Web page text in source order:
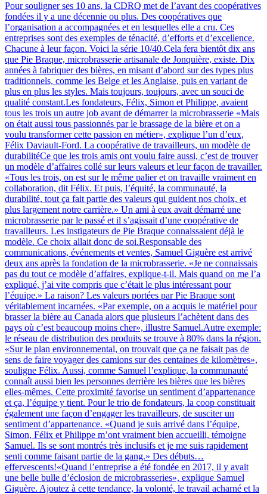
Pour souligner ses 10 ans, la CDRQ met de l’avant des coopératives
fondées il y a une décennie ou plus. Des coopératives que
l’organisation a accompagnées et en lesquelles elle a cru. Ces
entreprises sont des exemples de ténacité, d’efforts et d’excellence.
Chacune à leur façon. Voici la série 10/40.Cela fera bientôt dix ans
que Pie Braque, microbrasserie artisanale de Jonquière, existe. Dix
années à fabriquer des bières, en misant d’abord sur des types plus
traditionnels, comme les Belge et les Anglaise, puis en variant de
plus en plus les styles. Mais toujours, toujours, avec un souci de
qualité constant.Les fondateurs, Félix, Simon et Philippe, avaient
tous les trois un autre job avant de démarrer la microbrasserie «Mais
on était aussi tous passionnés par le brassage de la bière et on a
voulu transformer cette passion en métier», explique l’un d’eux,
Félix Daviault-Ford. La coopérative de travailleurs, un modèle de
durabilitéCe que les trois amis ont voulu faire aussi, c’est de trouver
un modèle d’affaires collé sur leurs valeurs et leur façon de travailler.
«Tous les trois, on est sur le même palier et on travaille vraiment en
collaboration, dit Félix. Et puis, l’équité, la communauté, la
durabilité, tout ça fait partie des valeurs qui guident nos choix, et
plus largement notre carrière.» Un ami à eux avait démarré une
microbrasserie par le passé et il s’agissait d’une coopérative de
travailleurs. Les instigateurs de Pie Braque connaissaient déjà le
modèle. Ce choix allait donc de soi.Responsable des
communications, événements et ventes, Samuel Giguère est arrivé
deux ans après la fondation de la microbrasserie. «Je ne connaissais
pas du tout ce modèle d’affaires, explique-t-il. Mais quand on me l’a
expliqué, j’ai vite compris que c’était le plus intéressant pour
l’équipe.» La raison? Les valeurs portées par Pie Braque sont
véritablement incarnées. «Par exemple, on a acquis le matériel pour
brasser la bière au Canada alors que plusieurs l’achètent dans des
pays où c’est beaucoup moins cher», illustre Samuel.Autre exemple:
le réseau de distribution des produits se trouve à 80% dans la région.
«Sur le plan environnemental, on trouvait que ça ne faisait pas de
sens de faire voyager des camions sur des centaines de kilomètres»,
souligne Félix. Aussi, comme Samuel l’explique, la communauté
connaît aussi bien les personnes derrière les bières que les bières
elles-mêmes. Cette proximité favorise un sentiment d’appartenance
et ça, l’équipe y tient. Pour le trio de fondateurs, la coop constituait
également une façon d’engager les travailleurs, de susciter un
sentiment d’appartenance. «Quand je suis arrivé dans l’équipe,
Simon, Félix et Philippe m’ont vraiment bien accueilli, témoigne
Samuel. Ils se sont montrés très inclusifs et je me suis rapidement
senti comme faisant partie de la gang.» Des débuts…
effervescents!«Quand l’entreprise a été fondée en 2017, il y avait
une belle bulle d’éclosion de microbrasseries», explique Samuel
Giguère. Ajoutez à cette tendance, la volonté, le travail acharné et la